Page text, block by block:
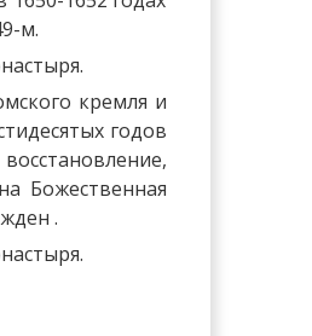
м.
кремля и
годов
Божественная
.